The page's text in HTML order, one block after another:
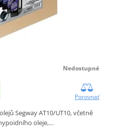
Nedostupné
Porovnať
Segway AT10/UT10, včetně
oleje,…